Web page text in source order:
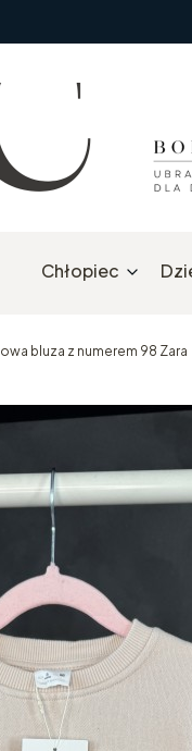
Chłopiec
bluza z numerem 98 Zara